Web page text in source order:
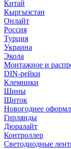
Китай
Кыргызстан
Онлайт
Россия
Турция
Украина
Экола
Монтажное и
DIN-рейки
Клемники
Шины
Щиток
Новогоднее
Гирлянды
Дюралайт
Контроллер
Светодиодные